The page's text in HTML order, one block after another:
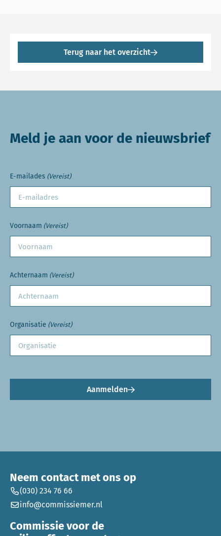
Terug naar het overzicht
Meld je aan voor de nieuwsbrief
E-mailades (Vereist)
Voornaam (Vereist)
Achternaam (Vereist)
Organisatie (Vereist)
Aanmelden
Neem contact met ons op
(030) 234 76 66
info@commissiemer.nl
Commissie voor de